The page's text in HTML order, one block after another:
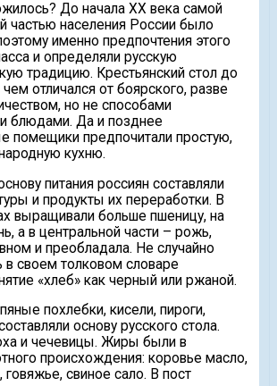
До начала XX века самой
частью населения России было
именно предпочтения этого
и определяли русскую
традицию. Крестьянский стол до
отличался от боярского, разве
но не способами
и блюдами. Да и позднее
помещики предпочитали простую,
кухню.
питания россиян составляли
и продукты их переработки. В
выращивали больше пшеницу, на
а в центральной части – рожь,
и преобладала. Не случайно
в своем толковом словаре
«хлеб» как черный или ржаной.
похлебки, кисели, пироги,
основу русского стола.
и чечевицы. Жиры были в
происхождения: коровье масло,
говяжье, свиное сало. В пост